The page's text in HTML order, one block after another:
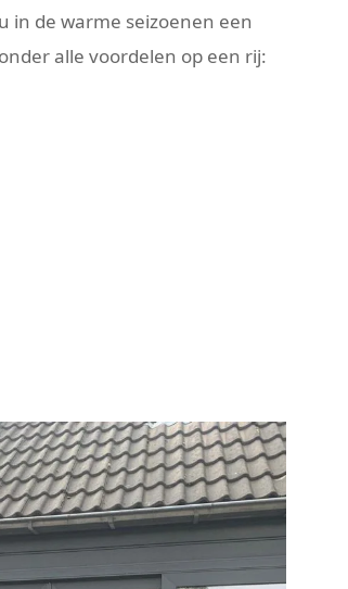
de warme seizoenen een
alle voordelen op een rij: